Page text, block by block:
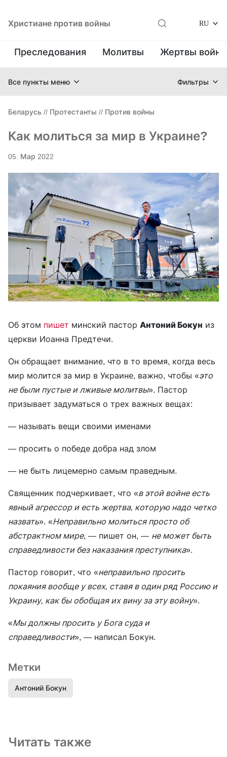
Христиане против войны RU
Преследования Молитвы Жертвы
Все пункты меню Фильтры
Беларусь // Протестанты // Против войны
Как молиться за мир в Украине?
05. Мар 2022
Об этом пишет минский пастор Антоний Бокун из
церкви Иоанна Предтечи.
Он обращает внимание, что в то время, когда весь
мир молится за мир в Украине, важно, чтобы «это
не были пустые и лживые молитвы». Пастор
призывает задуматься о трех важных вещах:
— называть вещи своими именами
— просить о победе добра над злом
— не быть лицемерно самым праведным.
Священник подчеркивает, что «в этой войне есть
явный агрессор и есть жертва, которую надо четко
назвать». «Неправильно молиться просто об
абстрактном мире, — пишет он, — не может быть
справедливости без наказания преступника».
Пастор говорит, что «неправильно просить
покаяния вообще у всех, ставя в один ряд Россию и
Украину, как бы обобщая их вину за эту войну».
«Мы должны просить у Бога суда и
справедливости», — написал Бокун.
Метки
Антоний Бокун
Читать также